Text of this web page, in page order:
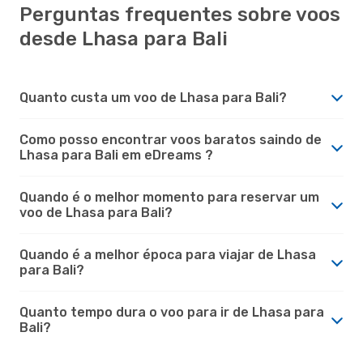
Perguntas frequentes sobre voos
desde Lhasa para Bali
Quanto custa um voo de Lhasa para Bali?
Como posso encontrar voos baratos saindo de
Lhasa para Bali em eDreams ?
Quando é o melhor momento para reservar um
voo de Lhasa para Bali?
Quando é a melhor época para viajar de Lhasa
para Bali?
Quanto tempo dura o voo para ir de Lhasa para
Bali?